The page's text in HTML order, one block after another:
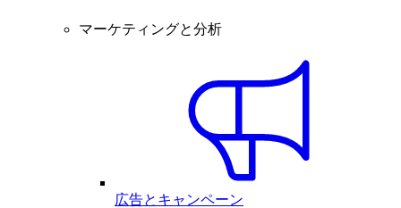
マーケティングと分析
広告とキャンペーン